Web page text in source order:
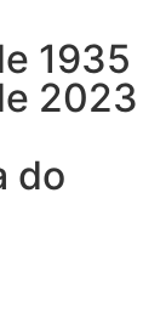
1935
2023
do